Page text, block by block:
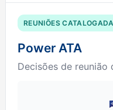
REUNIÕES
Power ATA
Decisões de reunião